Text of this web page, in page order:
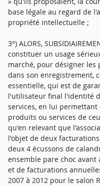
base légale au regard de
propriété intellectuelle ;
3°) ALORS,
constituer un usage
marché, pour désigner les
dans son enregistrement,
essentielle, qui est de
l'utilisateur final l'identité
services, en lui
produits ou services de
qu'en relevant que
l'objet de deux
deux 4 écussons de
ensemble pare choc
et de facturations
2007 à 2012 pour le salon